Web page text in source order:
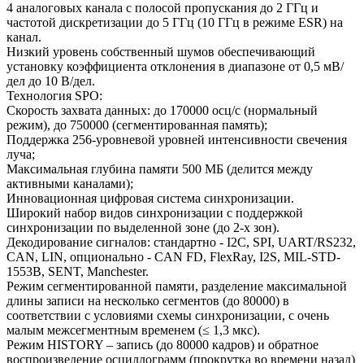
4 аналоговых канала с полосой пропускания до 2 ГГц и
частотой дискретизации до 5 ГГц (10 ГГц в режиме ESR) на
канал.
Низкий уровень собственный шумов обеспечивающий
установку коэффициента отклонения в диапазоне от 0,5 мВ/
дел до 10 В/дел.
Технология SPO:
Скорость захвата данных: до 170000 осц/с (нормальный
режим), до 750000 (сегментированная память);
Поддержка 256-уровневой уровней интенсивности свечения
луча;
Максимальная глубина памяти 500 МБ (делится между
активными каналами);
Инновационная цифровая система синхронизации.
Широкий набор видов синхронизации с поддержкой
синхронизации по выделенной зоне (до 2-х зон).
Декодирование сигналов: стандартно - I2C, SPI, UART/RS232,
CAN, LIN, опционально - CAN FD, FlexRay, I2S, MIL-STD-
1553B, SENT, Manchester.
Режим сегментированной памяти, разделение максимальной
длины записи на несколько сегментов (до 80000) в
соответствии с условиями схемы синхронизации, с очень
малым межсегментным временем (≤ 1,3 мкс).
Режим HISTORY – запись (до 80000 кадров) и обратное
воспроизведение осциллограмм (прокрутка во времени назад)